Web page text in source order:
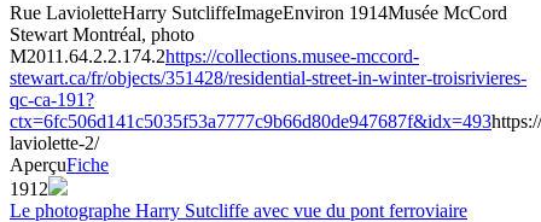
Rue LavioletteHarry SutcliffeImageEnviron 1914Musée McCord
Stewart Montréal, photo
M2011.64.2.2.174.2https://collections.musee-mccord-
stewart.ca/fr/objects/351428/residential-street-in-winter-troisrivieres-
qc-ca-191?
ctx=6fc506d141c5035f53a7777c9b66d80de947687f&idx=493
laviolette-2/
AperçuFiche
1912
Le photographe Harry Sutcliffe avec vue du pont ferroviaire